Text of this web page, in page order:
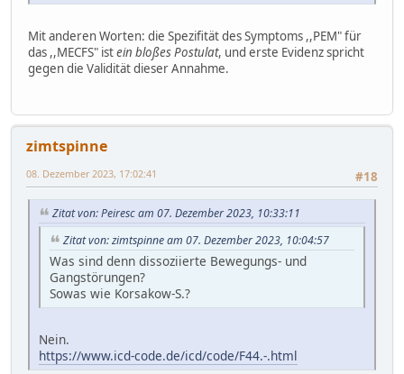
Mit anderen Worten: die Spezifität des Symptoms ,,PEM" für
das ,,MECFS" istein bloßes Postulat, und erste Evidenz spricht
gegen die Validität dieser Annahme.
zimtspinne
#18
08. Dezember 2023, 17:02:41
Zitat von: Peiresc am 07. Dezember 2023, 10:33:11
Zitat von: zimtspinne am 07. Dezember 2023, 10:04:57
Was sind denn dissoziierte Bewegungs- und
Gangstörungen?
Sowas wie Korsakow-S.?
Nein.
https://www.icd-code.de/icd/code/F44.-.html